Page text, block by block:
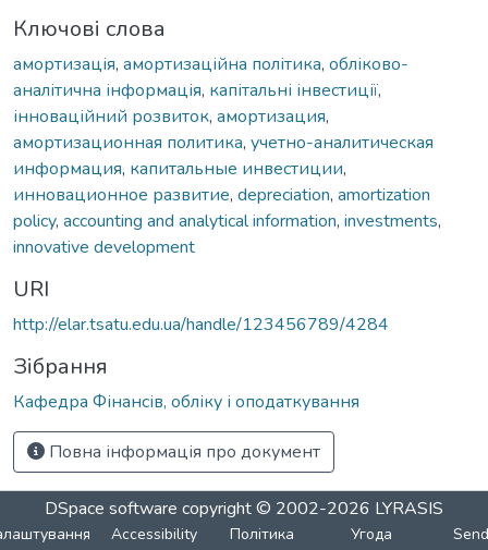
Ключові слова
амортизація, амортизаційна політика, обліково-
аналітична інформація, капітальні інвестиції,
інноваційний розвиток, амортизация,
амортизационная политика, учетно-аналитическая
информация, капитальные инвестиции,
инновационное развитие, depreciation, amortization
policy, accounting and analytical information, investments,
innovative development
URI
http://elar.tsatu.edu.ua/handle/123456789/4284
Зібрання
Кафедра Фінансів, обліку і оподаткування
Повна інформація про документ
DSpace software copyright © 2002-2026 LYRASIS
Accessibility
Політика
Угода
Send